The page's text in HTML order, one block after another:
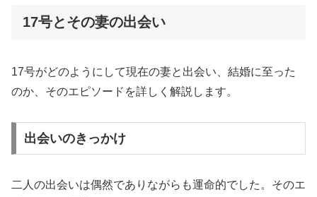
17号とその妻の出会い
17号がどのようにして現在の妻と出会い、結婚に至った
のか、そのエピソードを詳しく解説します。
出会いのきっかけ
二人の出会いは偶然でありながらも運命的でした。そのエ